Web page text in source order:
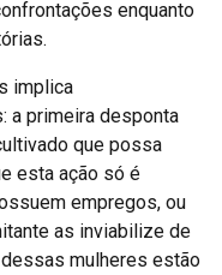
enquanto
implica
a primeira desponta
que possa
esta ação só é
empregos, ou
as inviabilize de
dessas mulheres estão